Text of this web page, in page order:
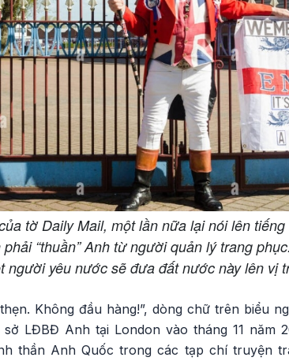
tờ Daily Mail, một lần nữa lại nói lên
“thuần” Anh từ người quản lý trang
người yêu nước sẽ đưa đất nước này lên vị
Không đầu hàng!”, dòng chữ trên biểu
LĐBĐ Anh tại London vào tháng 11 năm
thần Anh Quốc trong các tạp chí truyện